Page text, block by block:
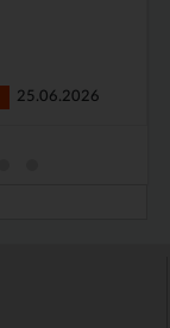
24.06.2026